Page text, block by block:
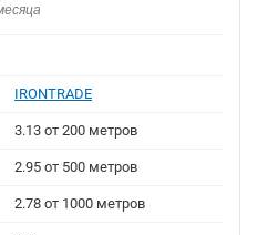
IRONTRADE
3.13 от 200 метров
2.95 от 500 метров
2.78 от 1000 метров